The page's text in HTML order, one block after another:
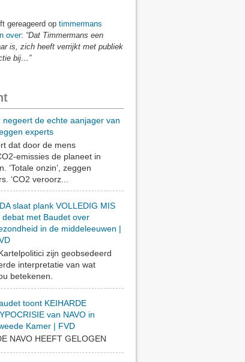
gereageerd op timmermans
over: “Dat Timmermans een
is, zich heeft verrijkt met publiek
bij…”
negeert de echte aanjager van
experts
dat door de mens
emissies de planeet in
‘Totale onzin’, zeggen
‘CO2 veroorz...
slaat plank VOLLEDIG MIS
debat met Baudet over
in de middeleeuwen |
zijn geobsedeerd
interpretatie van wat
betekenen.
toont KEIHARDE
van NAVO in
Kamer | FVD
NAVO HEEFT GELOGEN